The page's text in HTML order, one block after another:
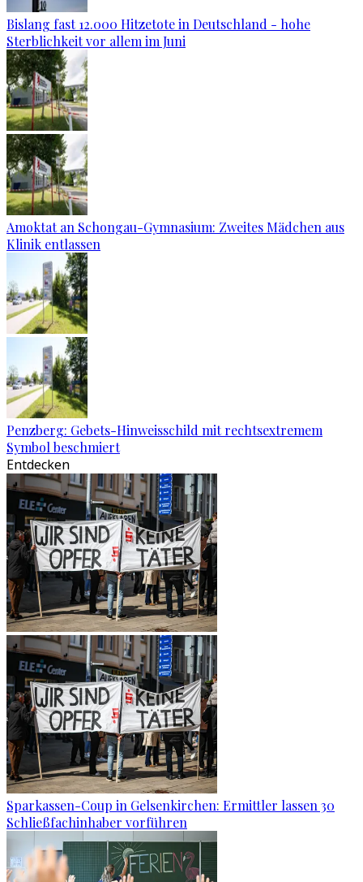
Bislang fast 12.000 Hitzetote in Deutschland - hohe
Sterblichkeit vor allem im Juni
Amoktat an Schongau-Gymnasium: Zweites Mädchen aus
Klinik entlassen
Penzberg: Gebets-Hinweisschild mit rechtsextremem
Symbol beschmiert
Entdecken
Sparkassen-Coup in Gelsenkirchen: Ermittler lassen 30
Schließfachinhaber vorführen